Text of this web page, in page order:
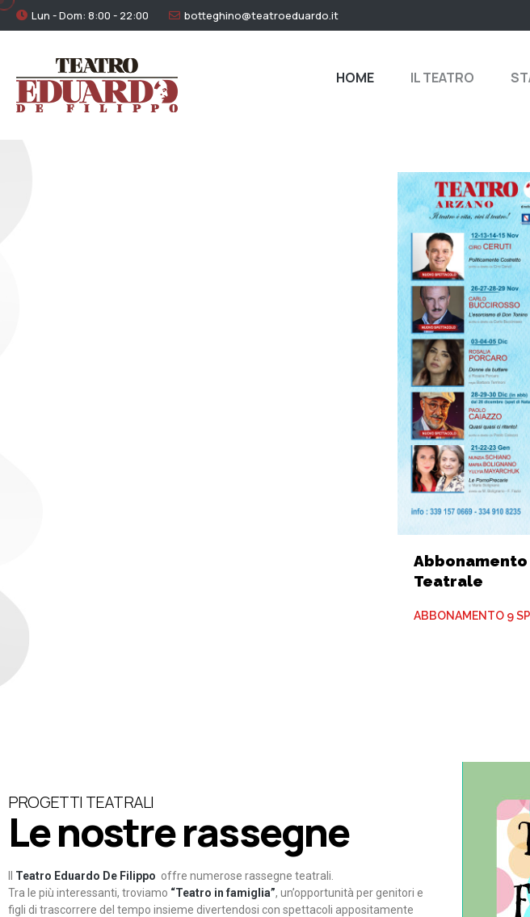
Lun - Dom: 8:00 - 22:00 botteghino@teatroeduardo.it
HOME IL TEATRO
Teatrale
ABBONAMENTO 9
PROGETTI TEATRALI
Le nostre rassegne
Teatro Eduardo De Filippo offre numerose rassegne teatrali.
Tra le più interessanti, troviamo “Teatro in famiglia”, un’opportunità per genitori e
figli di trascorrere del tempo insieme divertendosi con spettacoli appositamente
per
del